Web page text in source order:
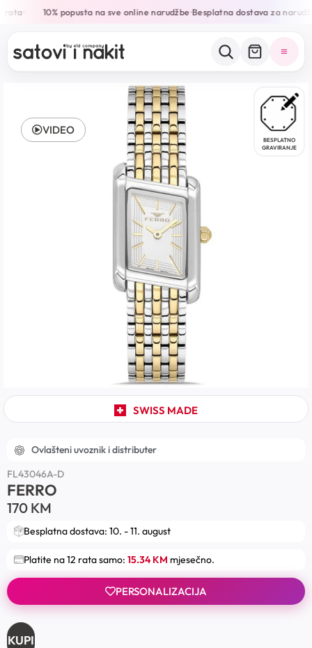
rata• 10% popusta na sve online narudžbe•Besplatna dostava za
BESPLATNO
GRAVIRANJE
SWISS MADE
VIDEO
Ovlašteni uvoznik i distributer
FL43046A-D
FERRO
170 KM
Besplatna dostava: 10. - 11. august
Platite na 12 rata samo: 15.34 KM mjesečno.
PERSONALIZACIJA
KUPI